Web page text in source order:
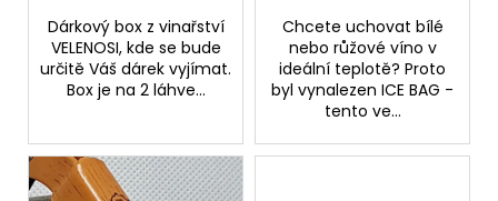
Dárkový box z vinařství
VELENOSI, kde se bude
určitě Váš dárek vyjímat.
Box je na 2 láhve...
Chcete uchovat bílé
nebo růžové víno v
ideální teplotě? Proto
byl vynalezen ICE BAG -
tento ve...
MORA
DOC.
CUSUMANO